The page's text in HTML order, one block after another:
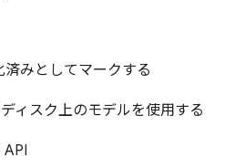
みとしてマークする
ィスク上のモデルを使用する
API